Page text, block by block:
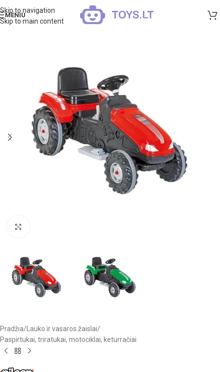
Skip to navigation
Skip to main content
MENIU
Pradžia/ Lauko ir vasaros žaislai/
Paspirtukai, triratukai, motociklai, keturračiai